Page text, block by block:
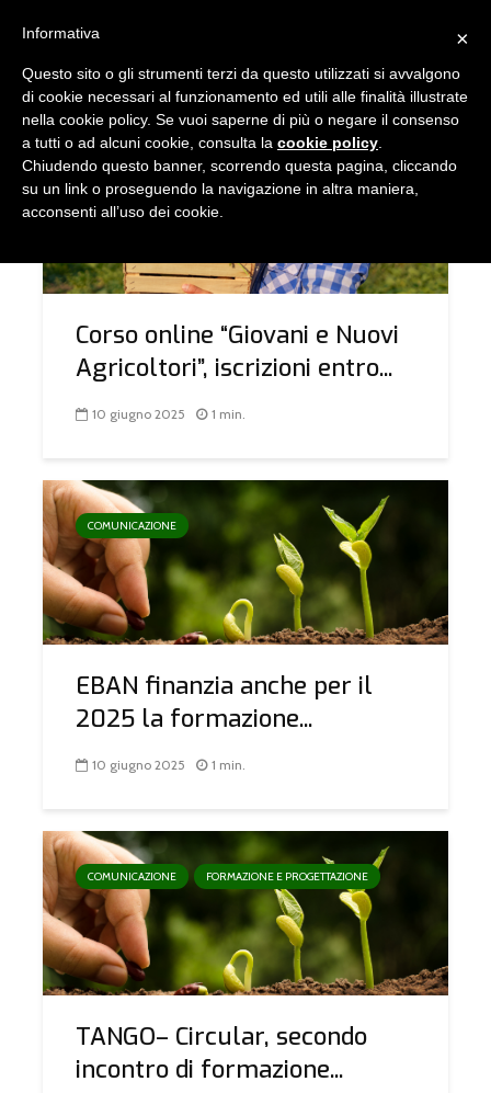
TAG - FORMAZIONE
COMUNICAZIONE FORMAZIONE E PROGETTAZIONE
Corso online “Giovani e Nuovi
Agricoltori”, iscrizioni entro...
10 giugno 2025 1 min.
COMUNICAZIONE
EBAN finanzia anche per il
2025 la formazione...
10 giugno 2025 1 min.
COMUNICAZIONE FORMAZIONE E PROGETTAZIONE
TANGO– Circular, secondo
incontro di formazione...
×
Informativa
Questo sito o gli strumenti terzi da questo utilizzati si avvalgono
di cookie necessari al funzionamento ed utili alle finalità illustrate
nella cookie policy. Se vuoi saperne di più o negare il consenso
a tutti o ad alcuni cookie, consulta la cookie policy
Chiudendo questo banner, scorrendo questa pagina, cliccando
su un link o proseguendo la navigazione in altra maniera,
acconsenti all’uso dei cookie.